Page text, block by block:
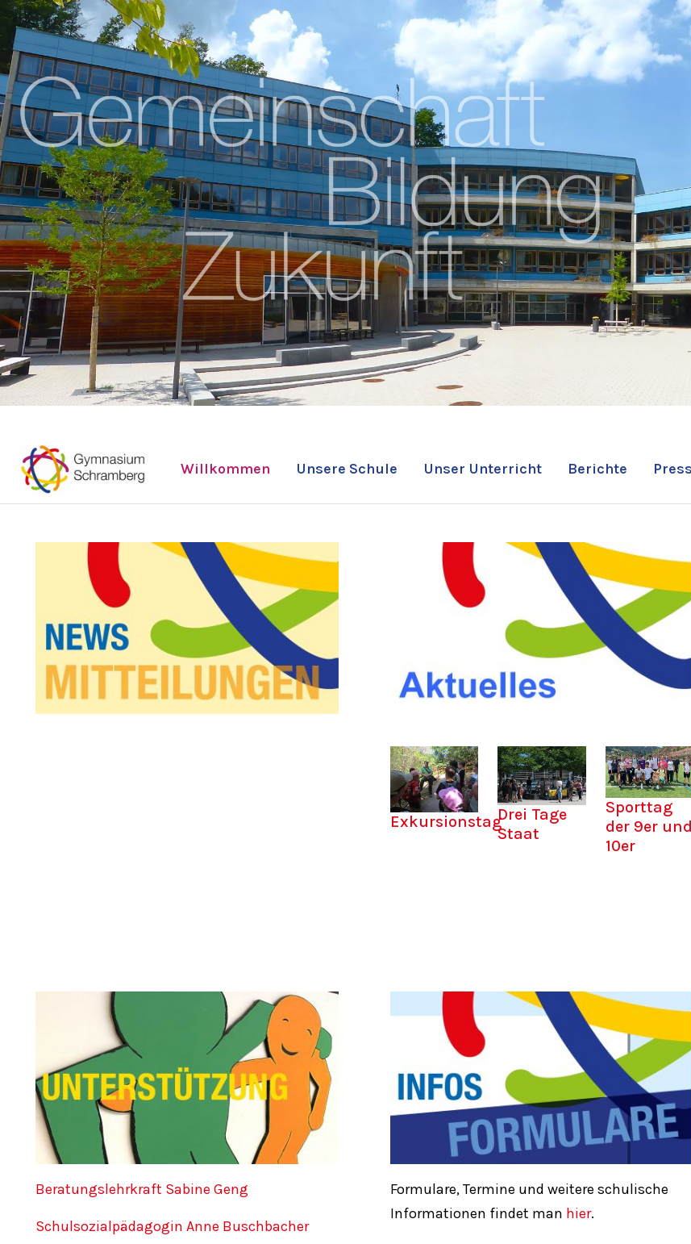
Willkommen Unsere Schule Unser Unterricht Berichte
ExkursionstagDrei Tage
Staat
Sporttag
der 9er und
10er
Beratungslehrkraft Sabine Geng
Schulsozialpädagogin Anne Buschbacher
Formulare, Termine und weitere schulische
Informationen findet man hier.